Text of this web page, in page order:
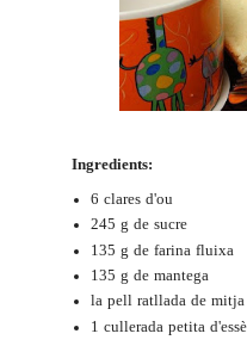
Ingredients:
6 clares d'ou
245 g de sucre
135 g de farina fluixa
135 g de mantega
la pell ratllada de mitja
1 cullerada petita